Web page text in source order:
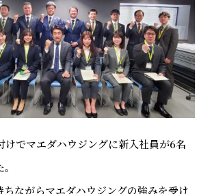
けでマエダハウジングに新入社員が6名
ちながらマエダハウジングの強みを受け